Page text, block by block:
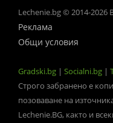
Lechenie.bg © 2014-2026
Реклама
Общи условия
Gradski.bg | Socialni.bg |
Строго забранено е
позоваване на
Lechenie.BG, както и